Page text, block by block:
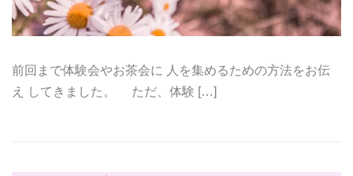
前回まで体験会やお茶会に 人を集めるための方法をお伝
え してきました。 ただ、体験 […]